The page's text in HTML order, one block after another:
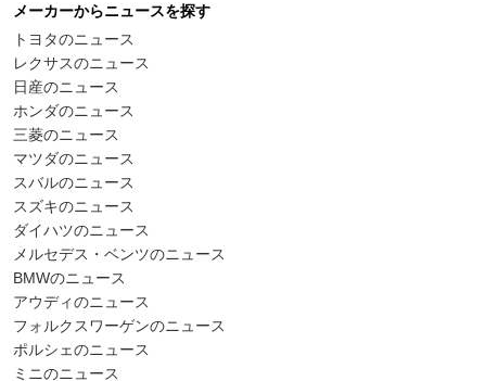
メーカーからニュースを探す
トヨタのニュース
レクサスのニュース
日産のニュース
ホンダのニュース
三菱のニュース
マツダのニュース
スバルのニュース
スズキのニュース
ダイハツのニュース
メルセデス・ベンツのニュース
BMWのニュース
アウディのニュース
フォルクスワーゲンのニュース
ポルシェのニュース
ミニのニュース